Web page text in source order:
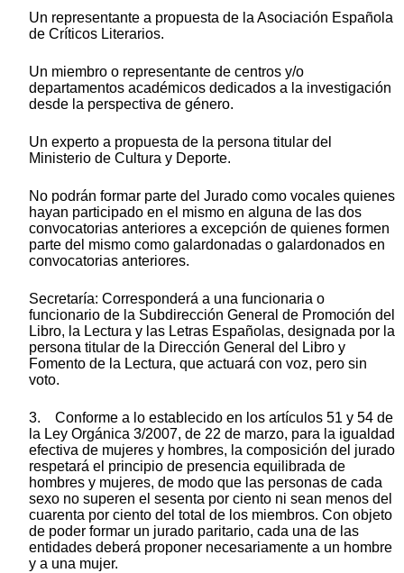
Un representante a propuesta de la Asociación Española
de Críticos Literarios.
Un miembro o representante de centros y/o
departamentos académicos dedicados a la investigación
desde la perspectiva de género.
Un experto a propuesta de la persona titular del
Ministerio de Cultura y Deporte.
No podrán formar parte del Jurado como vocales quienes
hayan participado en el mismo en alguna de las dos
convocatorias anteriores a excepción de quienes formen
parte del mismo como galardonadas o galardonados en
convocatorias anteriores.
Secretaría: Corresponderá a una funcionaria o
funcionario de la Subdirección General de Promoción del
Libro, la Lectura y las Letras Españolas, designada por la
persona titular de la Dirección General del Libro y
Fomento de la Lectura, que actuará con voz, pero sin
voto.
3. Conforme a lo establecido en los artículos 51 y 54 de
la Ley Orgánica 3/2007, de 22 de marzo, para la igualdad
efectiva de mujeres y hombres, la composición del jurado
respetará el principio de presencia equilibrada de
hombres y mujeres, de modo que las personas de cada
sexo no superen el sesenta por ciento ni sean menos del
cuarenta por ciento del total de los miembros. Con objeto
de poder formar un jurado paritario, cada una de las
entidades deberá proponer necesariamente a un hombre
y a una mujer.